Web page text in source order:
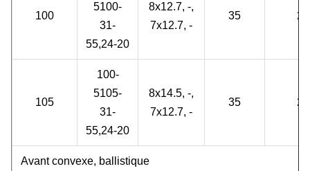
100
5100-
31-
55,24-20
8x12.7, -,
7x12.7, -
35 2
105
100-
5105-
31-
55,24-20
8x14.5, -,
7x12.7, -
35 2
Avant convexe, ballistique